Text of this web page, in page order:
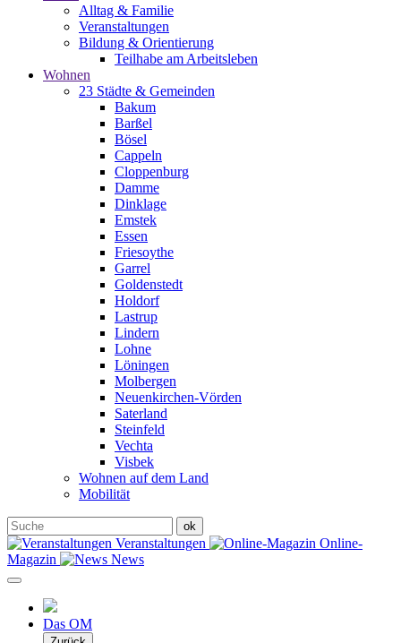
Alltag & Familie
Veranstaltungen
Bildung & Orientierung
Teilhabe am Arbeitsleben
Wohnen
23 Städte & Gemeinden
Bakum
Barßel
Bösel
Cappeln
Cloppenburg
Damme
Dinklage
Emstek
Essen
Friesoythe
Garrel
Goldenstedt
Holdorf
Lastrup
Lindern
Lohne
Löningen
Molbergen
Neuenkirchen-Vörden
Saterland
Steinfeld
Vechta
Visbek
Wohnen auf dem Land
Mobilität
Veranstaltungen
Online-
Magazin
News
Das OM